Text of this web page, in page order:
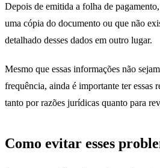
Depois de emitida a folha de
uma cópia do documento ou que não
detalhado desses dados em outro lugar.
Mesmo que essas informações não
frequência, ainda é importante ter essas
tanto por razões jurídicas quanto para
Como evitar esses